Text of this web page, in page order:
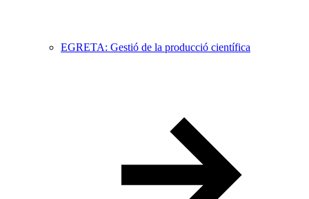
EGRETA: Gestió de la producció científica